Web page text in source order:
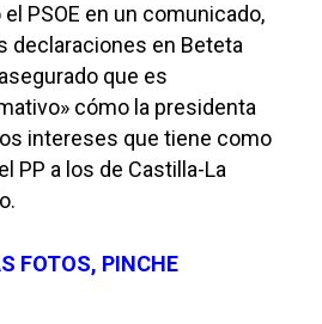
PSOE en un comunicado,
declaraciones en Beteta
que es
cómo la presidenta
intereses que tiene como
PP a los de Castilla-La
FOTOS, PINCHE